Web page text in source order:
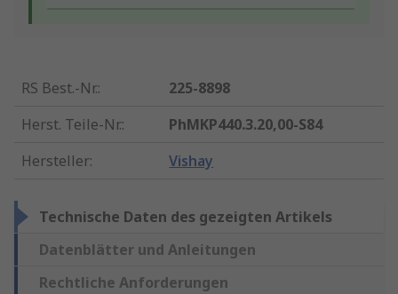
RS Best.-Nr.:
225-8898
Herst. Teile-Nr.:
PhMKP440.3.20,00-S84
Hersteller: Vishay
Technische Daten des gezeigten Artikels
Datenblätter und Anleitungen
Rechtliche Anforderungen